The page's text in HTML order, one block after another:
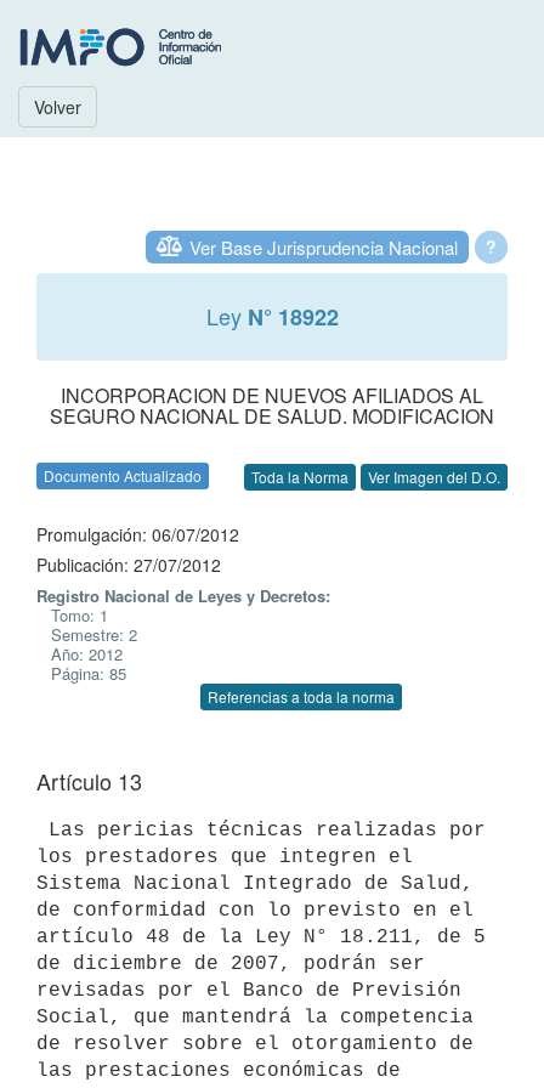
Volver
?
Ver Base Jurisprudencia Nacional
Ley N° 18922
INCORPORACION DE NUEVOS AFILIADOS AL
SEGURO NACIONAL DE SALUD. MODIFICACION
Documento Actualizado Toda la Norma Ver Imagen del D.O.
Promulgación: 06/07/2012
Publicación: 27/07/2012
Registro Nacional de Leyes y Decretos:
Tomo: 1
Semestre: 2
Año: 2012
Página: 85
Referencias a toda la norma
Artículo 13
los prestadores que integren el
Sistema Nacional Integrado de Salud,
de conformidad con lo previsto en el
artículo 48 de la Ley N° 18.211, de 5
de diciembre de 2007, podrán ser
revisadas por el Banco de Previsión
Social, que mantendrá la competencia
de resolver sobre el otorgamiento de
las prestaciones económicas de